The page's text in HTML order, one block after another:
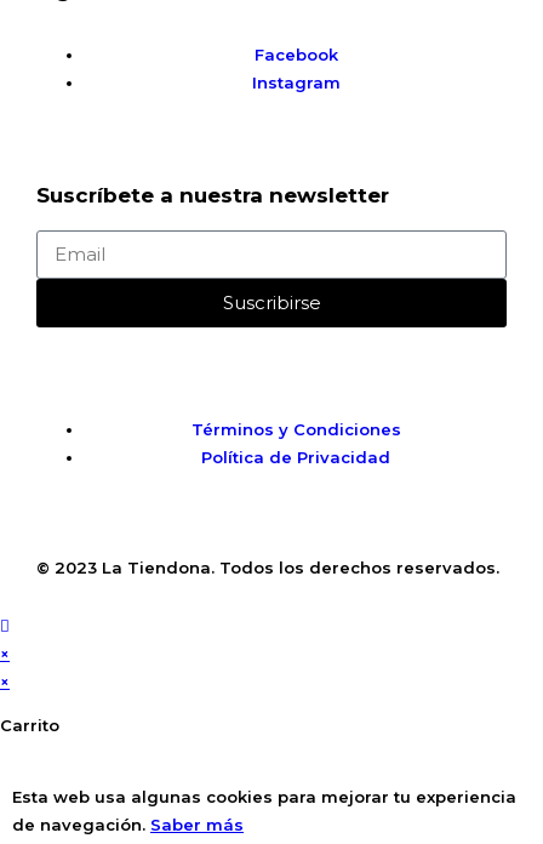
Facebook
Instagram
Suscríbete a nuestra newsletter
Suscribirse
© 2023 La Tiendona. Todos los derechos reservados.
Términos y Condiciones
Política de Privacidad
×
×
Carrito
Esta web usa algunas cookies para mejorar tu experiencia
de navegación. Saber más